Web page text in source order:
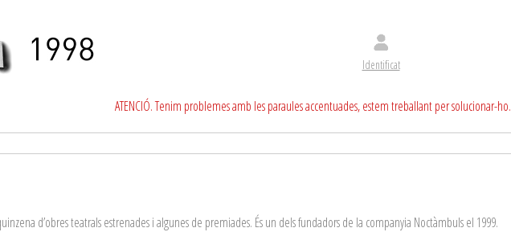
Identificat
ATENCIÓ. Tenim problemes amb les paraules accentuades, estem treballant per solucionar-ho.
d’obres teatrals estrenades i algunes de premiades. És un dels fundadors de la companyia Noctàmbuls el 1999.